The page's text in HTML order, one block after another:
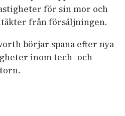
för sin mor och
från försäljningen.
börjar spana efter nya
inom tech- och